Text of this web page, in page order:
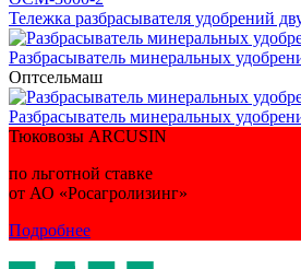
Тележка разбрасывателя удобрений
Разбрасыватель минеральных
Оптсельмаш
Разбрасыватель минеральных
Тюковозы ARCUSIN
по льготной ставке
от АО «Росагролизинг»
Подробнее